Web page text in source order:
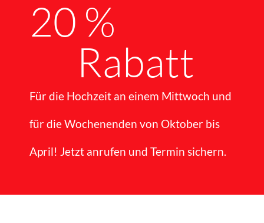
Jetzt Wunschtermin anfragen
Für die Hochzeit an einem Mittwoch und
für die Wochenenden von Oktober bis
April! Jetzt anrufen und Termin sichern.
20
Rabatt